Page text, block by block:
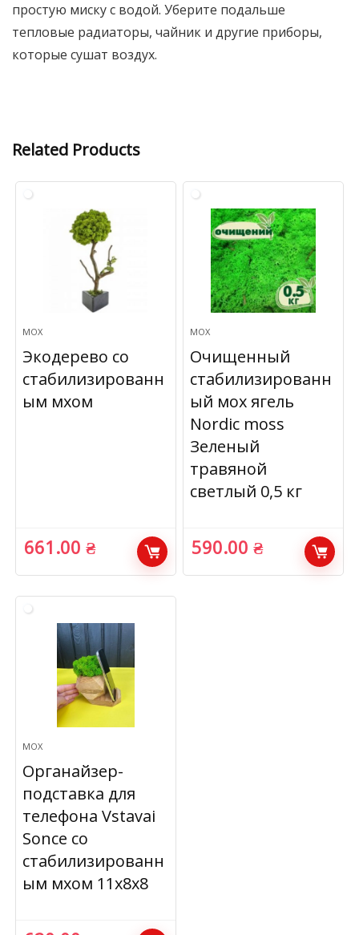
простую миску с водой. Уберите подальше
тепловые радиаторы, чайник и другие приборы,
которые сушат воздух.
Related Products
МОХ
Экодерево со
стабилизированн
ым мхом
661.00₴
МОХ
Очищенный
стабилизированн
ый мох ягель
Nordic moss
Зеленый
травяной
светлый 0,5 кг
590.00₴
МОХ
Органайзер-
подставка для
телефона Vstavai
Sonce со
стабилизированн
ым мхом 11х8х8